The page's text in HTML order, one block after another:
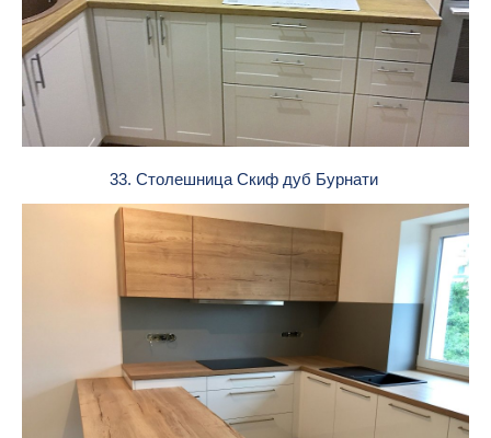
33. Столешница Скиф дуб Бурнати